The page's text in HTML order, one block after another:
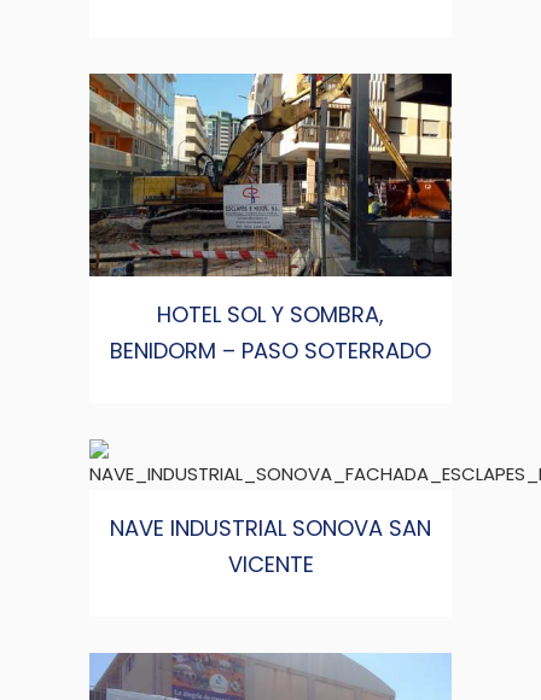
HOTEL SOL Y SOMBRA,
BENIDORM – PASO SOTERRADO
NAVE INDUSTRIAL SONOVA SAN
VICENTE